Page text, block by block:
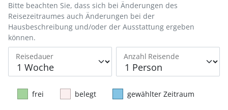
Reisedauer Anzahl Reisende
Bitte beachten Sie, dass sich bei Änderungen des
Reisezeitraumes auch Änderungen bei der
Hausbeschreibung und/oder der Ausstattung ergeben
können.
frei belegt gewählter Zeitraum